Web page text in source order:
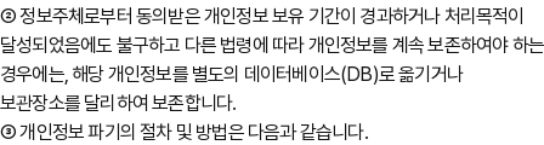
② 정보주체로부터 동의받은 개인정보 보유 기간이 경과하거나 처리목적이
달성되었음에도 불구하고 다른 법령에 따라 개인정보를 계속 보존하여야 하는
경우에는, 해당 개인정보를 별도의 데이터베이스(DB)로 옮기거나
보관장소를 달리하여 보존합니다.
③ 개인정보 파기의 절차 및 방법은 다음과 같습니다.